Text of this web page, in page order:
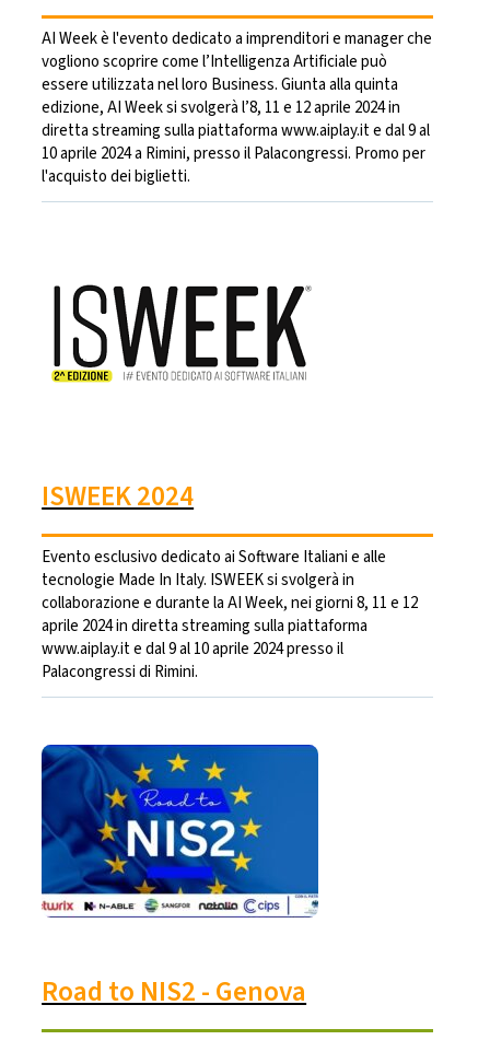
AI Week è l'evento dedicato a imprenditori e manager che
vogliono scoprire come l’Intelligenza Artificiale può
essere utilizzata nel loro Business. Giunta alla quinta
edizione, AI Week si svolgerà l’8, 11 e 12 aprile 2024 in
diretta streaming sulla piattaforma www.aiplay.it e dal 9 al
10 aprile 2024 a Rimini, presso il Palacongressi. Promo per
l'acquisto dei biglietti.
ISWEEK 2024
Evento esclusivo dedicato ai Software Italiani e alle
tecnologie Made In Italy. ISWEEK si svolgerà in
collaborazione e durante la AI Week, nei giorni 8, 11 e 12
aprile 2024 in diretta streaming sulla piattaforma
www.aiplay.it e dal 9 al 10 aprile 2024 presso il
Palacongressi di Rimini.
Road to NIS2 - Genova